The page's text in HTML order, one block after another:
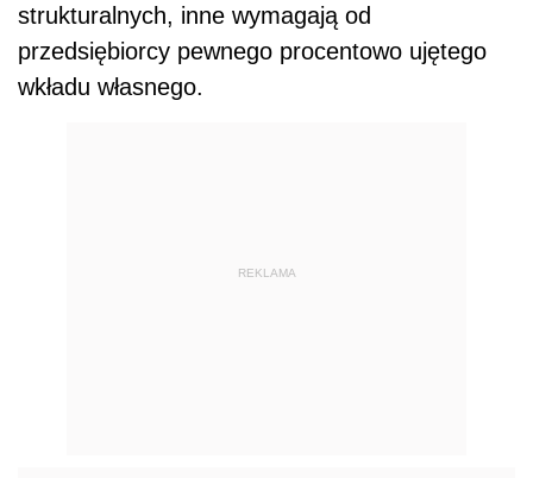
strukturalnych, inne wymagają od
przedsiębiorcy pewnego procentowo ujętego
wkładu własnego.
REKLAMA